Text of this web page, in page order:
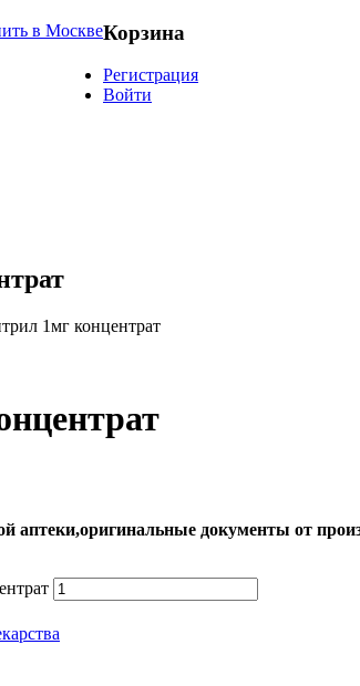
Корзина
Регистрация
Войти
1мг концентрат
аптеки,оригинальные документы от